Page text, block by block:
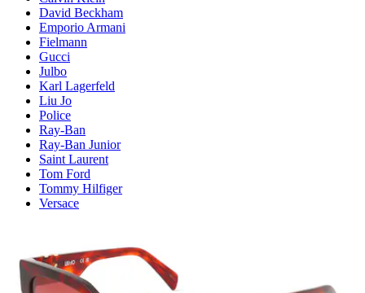
David Beckham
Emporio Armani
Fielmann
Gucci
Julbo
Karl Lagerfeld
Liu Jo
Police
Ray-Ban
Ray-Ban Junior
Saint Laurent
Tom Ford
Tommy Hilfiger
Versace